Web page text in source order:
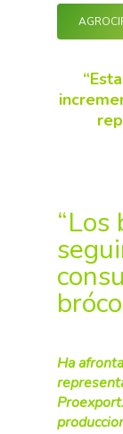
“Los
Ha